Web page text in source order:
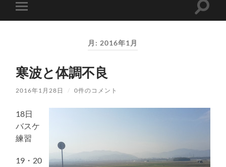
モ
バ
ー
を
切
り
え
る
検
る
月: 2016年1月
寒波と体調不良
2016年1月28日 / 0件のコメント
18日
バスケ
練習
19・20